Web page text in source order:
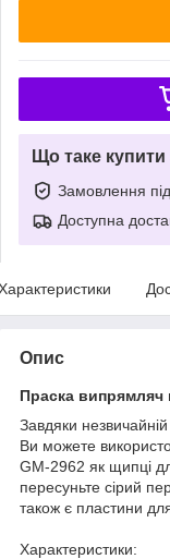
Що таке
Замовлення
Доступна
Опис
Праска випрямляч
Завдяки
Ви можете
GM-2962 як щипці
пересуньте сірий
також є пластини
Характеристики: